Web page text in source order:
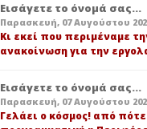
Εισάγετε το όνομά σας...
Παρασκευή, 07 Αυγούστου
Κι εκεί που περιμέναμε
ανακοίνωση για την
Εισάγετε το όνομά σας...
Παρασκευή, 07 Αυγούστου
Γελάει ο κόσμος! από